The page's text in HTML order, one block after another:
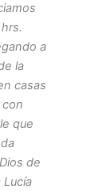
a
la
casas
que
de
Lucía